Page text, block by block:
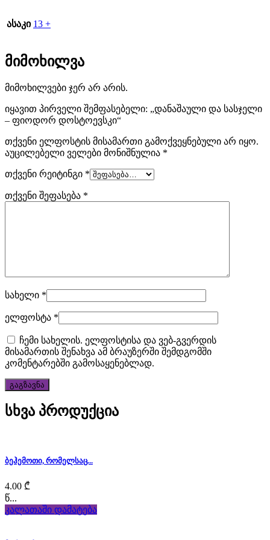
brand
replica
heuer.
cheap
tag
heuer
monaco
quality
luxury
sexfranckmuller.com
for
men
and
women.
the
the
watchmaking
industry
ასაკი 13 +
მიმოხილვა
მიმოხილვები ჯერ არ არის.
იყავით პირველი შემფასებელი: „დანაშაული და სასჯელი
– ფიოდორ დოსტოევსკი“
თქვენი ელფოსტის მისამართი გამოქვეყნებული არ იყო.
აუცილებელი ველები მონიშნულია *
თქვენი რეიტინგი *
თქვენი შეფასება *
სახელი *
ელფოსტა *
ჩემი სახელის. ელფოსტისა და ვებ-გვერდის
მისამართის შენახვა ამ ბრაუზერში შემდგომში
კომენტარებში გამოსაყენებლად.
სხვა პროდუქცია
ბეჰემოთი, რომელსაც...
4.00 ₾
წ...
კალათაში დამატება